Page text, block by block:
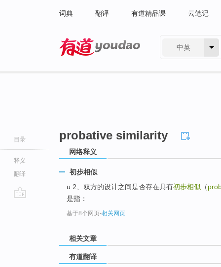
词典 翻译 有道精品课 云笔记
中英
目录
释义
翻译
probative similarity
网络释义
初步相似
u 2、双方的设计之间是否存在具有初步相似 （
是指：
基于8个网页-相关网页
相关文章
有道翻译